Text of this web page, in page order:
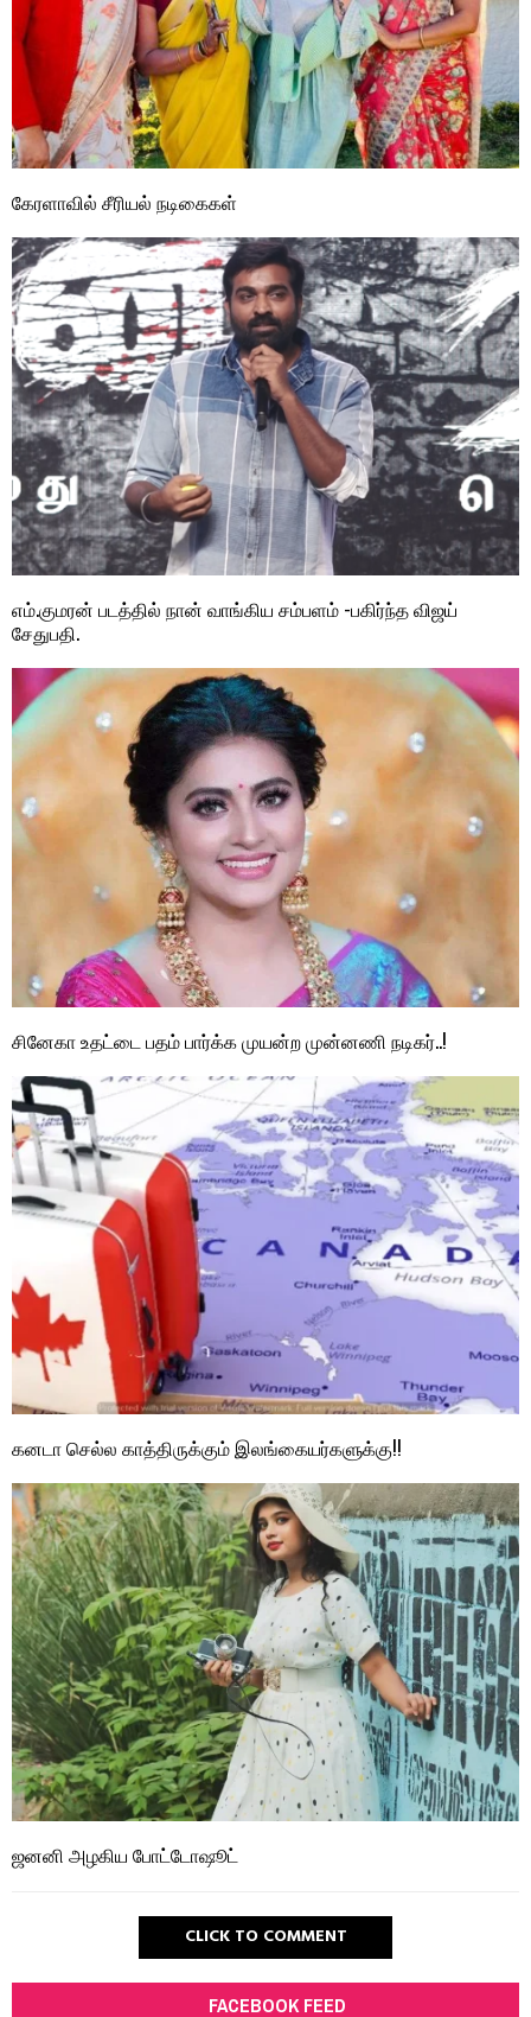
கேரளாவில் சீரியல் நடிகைகள்
எம்.குமரன் படத்தில் நான் வாங்கிய சம்பளம் -பகிர்ந்த விஜய்
சேதுபதி.
சினேகா உதட்டை பதம் பார்க்க முயன்ற முன்னணி நடிகர்..!
கனடா செல்ல காத்திருக்கும் இலங்கையர்களுக்கு!!
ஜனனி அழகிய போட்டோஷூட்
CLICK TO COMMENT
FACEBOOK FEED